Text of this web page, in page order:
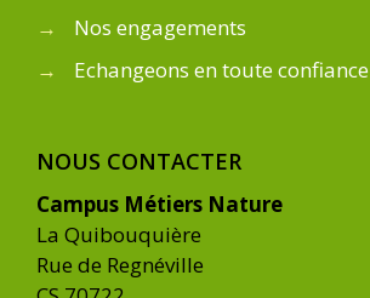
→
Nos engagements
→
Echangeons en toute confiance
NOUS CONTACTER
Campus Métiers Nature
La Quibouquière
Rue de Regnéville